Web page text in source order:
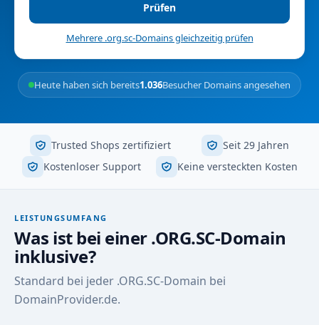
Prüfen
Mehrere .org.sc-Domains gleichzeitig prüfen
Heute haben sich bereits1.036Besucher Domains angesehen
Trusted Shops zertifiziert
Seit 29 Jahren
Kostenloser Support
Keine versteckten Kosten
LEISTUNGSUMFANG
Was ist bei einer .ORG.SC-Domain
inklusive?
Standard bei jeder .ORG.SC-Domain bei
DomainProvider.de.